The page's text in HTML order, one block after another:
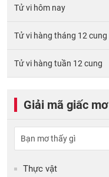
Tử vi hôm nay
Tử vi hàng tháng 12 cung
Tử vi hàng tuần 12 cung
Giải mã giấc mơ
Thực vật